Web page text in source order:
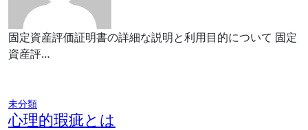
固定資産評価証明書の詳細な説明と利用目的について 固定
資産評…
未分類
心理的瑕疵とは